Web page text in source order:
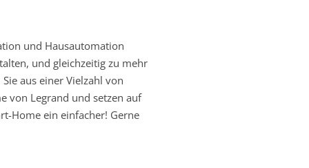
und Hausautomation
und gleichzeitig zu mehr
aus einer Vielzahl von
von Legrand und setzen auf
Home ein einfacher! Gerne